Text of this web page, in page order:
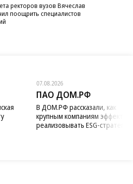
ректоров вузов Вячеслав
поощрить специалистов
07.08.2026
ПАО ДОМ.РФ
В ДОМ.РФ рассказали, как
крупным компаниям
реализовывать ESG-стратегию